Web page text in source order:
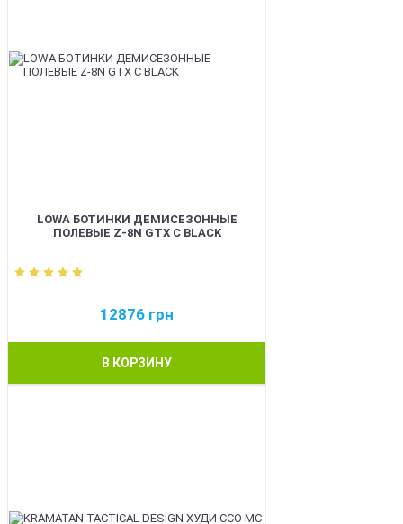
LOWA БОТИНКИ ДЕМИСЕЗОННЫЕ
ПОЛЕВЫЕ Z-8N GTX C BLACK
12876 грн
В КОРЗИНУ